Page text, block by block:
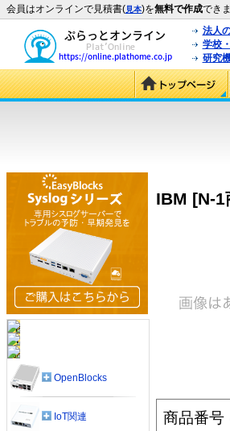
会員はオンラインで見積書(見本)を無料で作成でき
法人
学校
研究
IBM [N-
商品番号
OpenBlocks
IoT関連